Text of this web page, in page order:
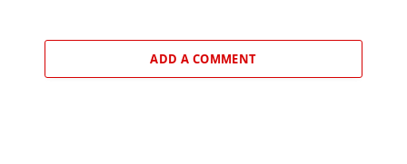
ADD A COMMENT